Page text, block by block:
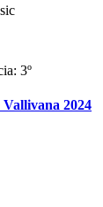
3º
2024